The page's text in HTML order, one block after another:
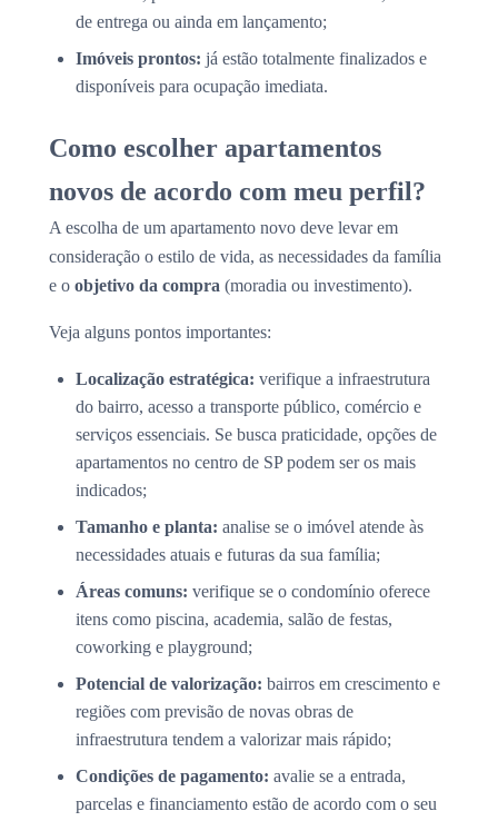
de entrega ou ainda em lançamento;
Imóveis prontos: já estão totalmente finalizados e
disponíveis para ocupação imediata.
Como escolher apartamentos
novos de acordo com meu perfil?
A escolha de um apartamento novo deve levar em
consideração o estilo de vida, as necessidades da família
e o objetivo da compra (moradia ou investimento).
Veja alguns pontos importantes:
Localização estratégica: verifique a infraestrutura
do bairro, acesso a transporte público, comércio e
serviços essenciais. Se busca praticidade, opções de
apartamentos no centro de SP podem ser os mais
indicados;
Tamanho e planta: analise se o imóvel atende às
necessidades atuais e futuras da sua família;
Áreas comuns: verifique se o condomínio oferece
itens como piscina, academia, salão de festas,
coworking e playground;
Potencial de valorização: bairros em crescimento e
regiões com previsão de novas obras de
infraestrutura tendem a valorizar mais rápido;
Condições de pagamento: avalie se a entrada,
parcelas e financiamento estão de acordo com o seu